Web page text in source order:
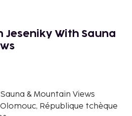
nad Desnou) - 23,2 km
disponible dans l'enceinte de
avant tout ! Profitez des
loisirs disponibles dans
Jeseniky With Sauna
& Mountain Views
République tchèque